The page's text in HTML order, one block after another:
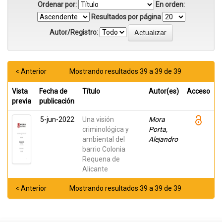
Ordenar por:
En orden:
Resultados por página
Autor/Registro:
Mostrando resultados 39 a 39 de 39
< Anterior
Vista
previa
Fecha de
publicación
Título Autor(es) Acceso
5-jun-2022
Una visión
criminológica y
ambiental del
barrio Colonia
Requena de
Alicante
Mora
Porta,
Alejandro
Mostrando resultados 39 a 39 de 39
< Anterior